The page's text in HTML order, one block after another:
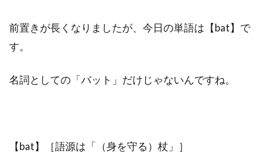
前置きが長くなりましたが、今日の単語は【bat】で
す。
名詞としての「バット」だけじゃないんですね。
【bat】［語源は「（身を守る）杖」］